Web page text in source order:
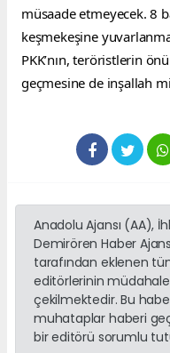
müsaade etmeyecek. 8
keşmekeşine
PKK’nın, teröristlerin
geçmesine de inşallah
Anadolu Ajansı (AA),
Demirören Haber
tarafından eklenen
editörlerinin
çekilmektedir. Bu
muhataplar haberi
bir editörü sorumlu